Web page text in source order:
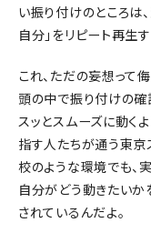
い振り付けのところは
自分」をリピート再生
これ、ただの妄想って
頭の中で振り付けの確
スッとスムーズに動く
指す人たちが通う東京
校のような環境でも、
自分がどう動きたいか
されているんだよ。